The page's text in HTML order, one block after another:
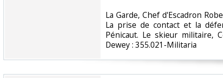
‎La Garde, Chef d'Escadron
La prise de contact et la
Pénicaut. Le skieur militaire,
Dewey : 355.021-Militaria‎